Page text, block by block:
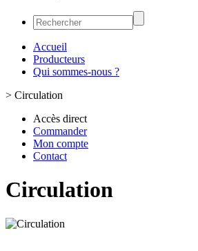
Accueil
Producteurs
Qui sommes-nous ?
> Circulation
Accès direct
Commander
Mon compte
Contact
Circulation